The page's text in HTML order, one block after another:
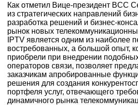
Как отметил Вице-президент BCC
из стратегических направлений
разработка решений и бизнес-
рынок новых
IPTV является одним из наиболее
востребованных, а большой опыт,
приобрели при внедрении
операторов связи, позволяет
заказчикам апробированные
решения для создания
портфеля услуг, отвечающего
динамичного рынка